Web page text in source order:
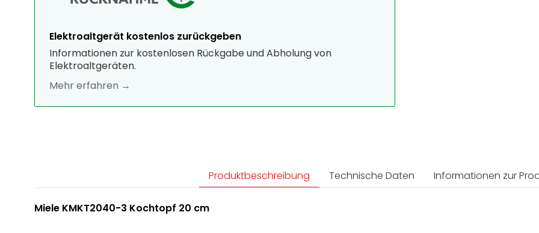
Elektroaltgerät kostenlos zurückgeben
Informationen zur kostenlosen Rückgabe und Abholung von
Elektroaltgeräten.
Mehr erfahren →
Produktbeschreibung Technische Daten Informationen zur
Miele KMKT2040-3 Kochtopf 20 cm